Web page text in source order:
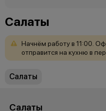
Салаты
Начнём работу в 11:00.
отправится на кухню в
Салаты
Салаты